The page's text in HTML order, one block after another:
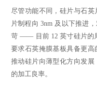
尽管功能不同，硅片与石
片制程向 3nm 及以下推进
苛 —— 目前 12 英寸硅片的
要求石英掩膜基板具备更
推动硅片向薄型化方向发
的加工良率。